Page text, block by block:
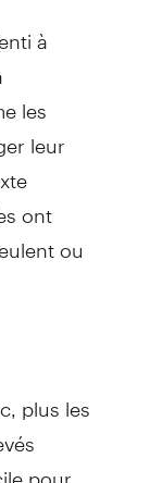
à
les
leur
ont
ou
plus les
pour